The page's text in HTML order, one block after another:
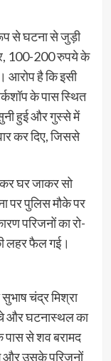
से घटना से जुड़ी
100-200 रुपये के
आरोप है कि इसी
के पास स्थित
हुई और गुस्से में
कर दिए, जिससे
घर जाकर सो
पर पुलिस मौके पर
परिजनों का रो-
लहर फैल गई।
चंद्र मिश्रा
और घटनास्थल का
पास से शव बरामद
और उसके परिजनों